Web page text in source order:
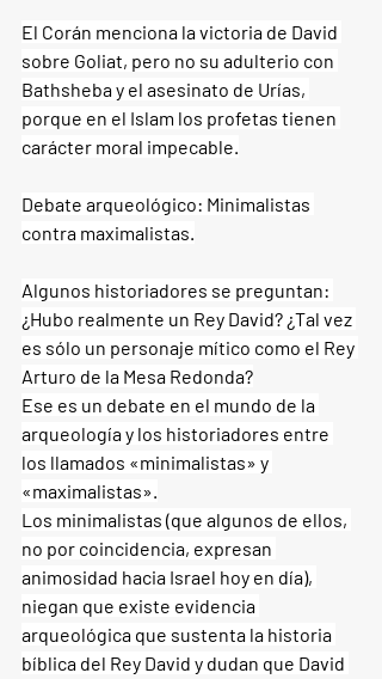
El Corán menciona la victoria de David
sobre Goliat, pero no su adulterio con
Bathsheba y el asesinato de Urías,
porque en el Islam los profetas tienen
carácter moral impecable.
Debate arqueológico: Minimalistas
contra maximalistas.
Algunos historiadores se preguntan:
¿Hubo realmente un Rey David? ¿Tal vez
es sólo un personaje mítico como el Rey
Arturo de la Mesa Redonda?
Ese es un debate en el mundo de la
arqueología y los historiadores entre
los llamados «minimalistas» y
«maximalistas».
Los minimalistas (que algunos de ellos,
no por coincidencia, expresan
animosidad hacia Israel hoy en día),
niegan que existe evidencia
arqueológica que sustenta la historia
bíblica del Rey David y dudan que David